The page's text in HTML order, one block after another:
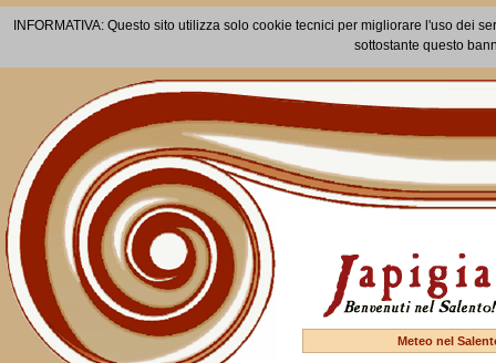
INFORMATIVA: Questo sito utilizza solo cookie tecnici per migliorare l'uso dei
sottostante questo
Meteo nel